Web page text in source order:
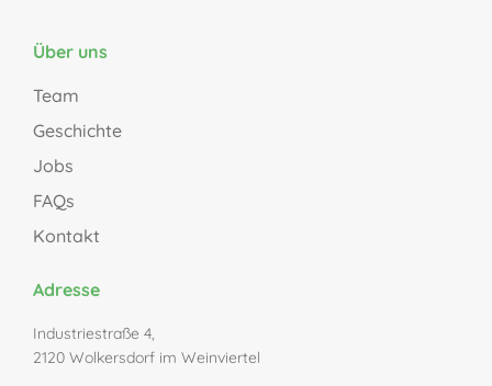
Über uns
Team
Geschichte
Jobs
FAQs
Kontakt
Adresse
Industriestraße 4,
2120 Wolkersdorf im Weinviertel